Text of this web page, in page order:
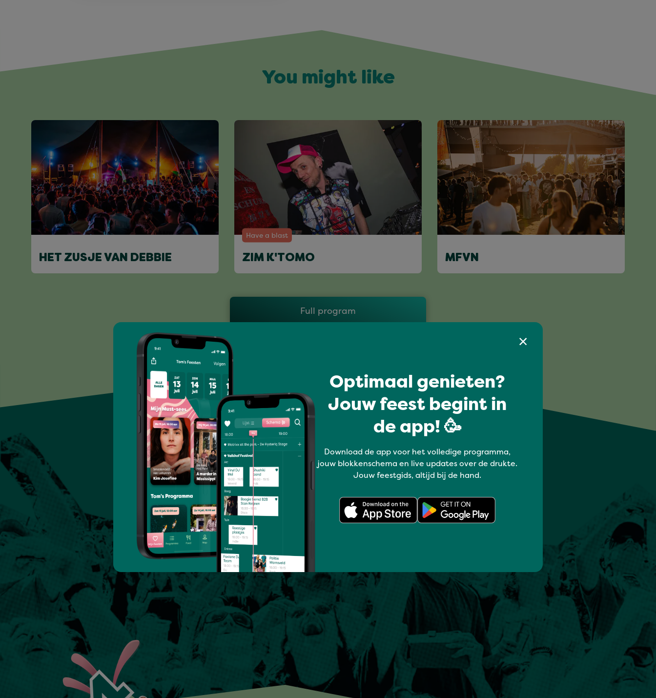
You might like
HET ZUSJE VAN DEBBIE
Have a blast
ZIM K'TOMO MFVN
Full program
Optimaal genieten?
Jouw feest begint in
de app! 🥳
Download de app voor het volledige programma,
jouw blokkenschema en live updates over de drukte.
Jouw feestgids, altijd bij de hand.